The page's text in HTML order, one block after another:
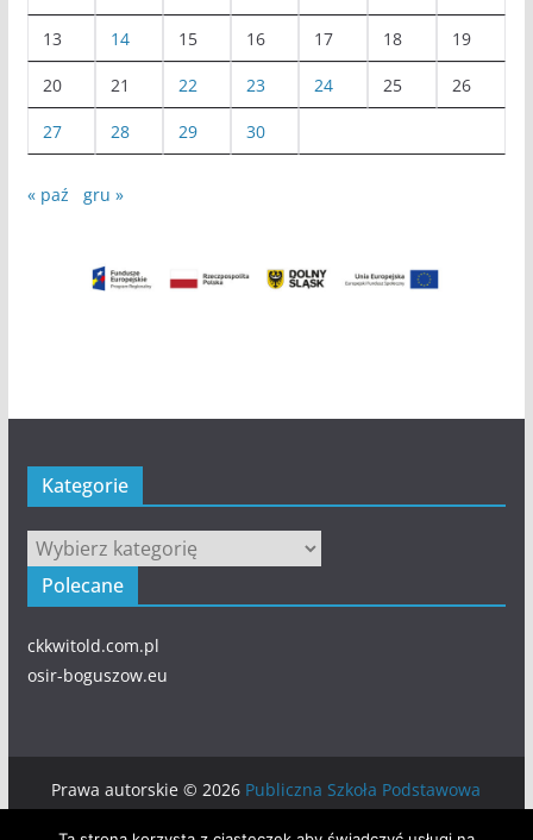
13 14 15 16 17 18 19
20 21 22 23 24 25 26
27 28 29 30
« paź gru »
Kategorie
Kategorie
Polecane
ckkwitold.com.pl
osir-boguszow.eu
Prawa autorskie © 2026 Publiczna Szkoła Podstawowa